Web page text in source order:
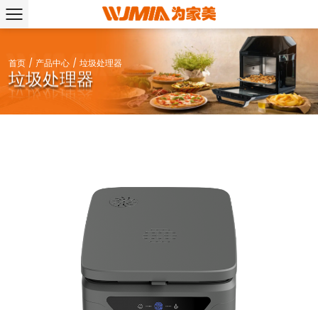
首页 / 产品中心 / 垃圾处理器
垃圾处理器